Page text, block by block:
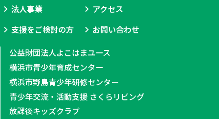
法人事業
支援をご検討の方
アクセス
お問い合わせ
公益財団法人よこはまユース
横浜市青少年育成センター
横浜市野島青少年研修センター
青少年交流・活動支援 さくらリビング
放課後キッズクラブ